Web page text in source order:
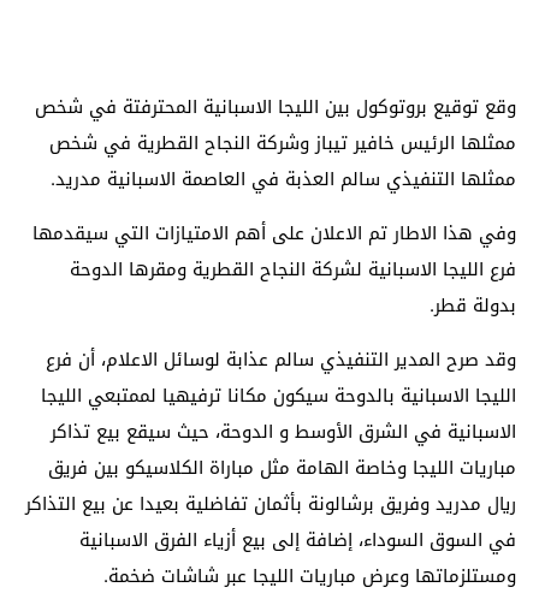
وقع توقيع بروتوكول بين الليجا الاسبانية المحترفتة في شخص
ممثلها الرئيس خافير تيباز وشركة النجاح القطرية في شخص
ممثلها التنفيذي سالم العذبة في العاصمة الاسبانية مدريد.
وفي هذا الاطار تم الاعلان على أهم الامتيازات التي سيقدمها
فرع الليجا الاسبانية لشركة النجاح القطرية ومقرها الدوحة
بدولة قطر.
وقد صرح المدير التنفيذي سالم عذابة لوسائل الاعلام، أن فرع
الليجا الاسبانية بالدوحة سيكون مكانا ترفيهيا لممتبعي الليجا
الاسبانية في الشرق الأوسط و الدوحة، حيث سيقع بيع تذاكر
مباريات الليجا وخاصة الهامة مثل مباراة الكلاسيكو بين فريق
ريال مدريد وفريق برشالونة بأثمان تفاضلية بعيدا عن بيع التذاكر
في السوق السوداء، إضافة إلى بيع أزياء الفرق الاسبانية
ومستلزماتها وعرض مباريات الليجا عبر شاشات ضخمة.